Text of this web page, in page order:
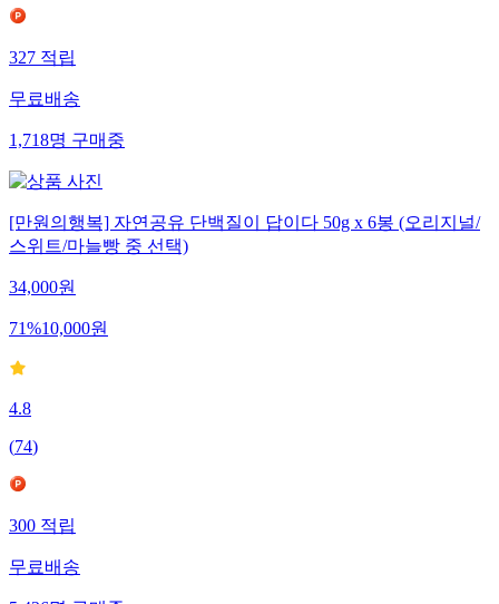
327적립
무료배송
1,718명구매중
[만원의행복] 자연공유 단백질이 답이다 50g x 6봉 (오리지널/
스위트/마늘빵 중 선택)
34,000원
71%10,000원
4.8
(74)
300적립
무료배송